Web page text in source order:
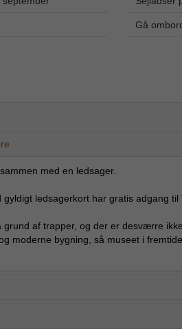
Gå
med en ledsager.
ledsagerkort har gratis adgang
af trapper, og der er desværre
moderne bygning, så museet i